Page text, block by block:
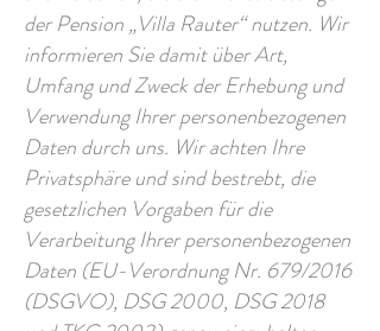
der Pension „Villa Rauter“ nutzen. Wir
informieren Sie damit über Art,
Umfang und Zweck der Erhebung und
Verwendung Ihrer personenbezogenen
Daten durch uns. Wir achten Ihre
Privatsphäre und sind bestrebt, die
gesetzlichen Vorgaben für die
Verarbeitung Ihrer personenbezogenen
Daten (EU-Verordnung Nr. 679/2016
(DSGVO), DSG 2000, DSG 2018